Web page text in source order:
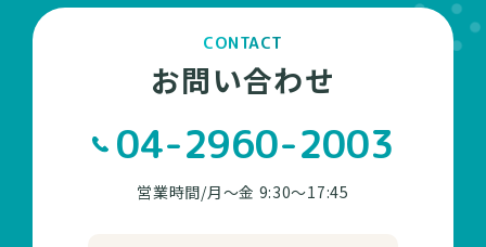
CONTACT
お問い合わせ
04-2960-2003
営業時間/月～金 9:30～17:45